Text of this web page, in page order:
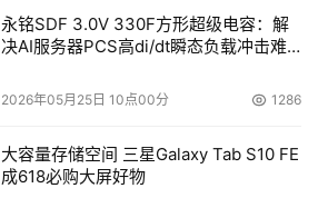
永铭SDF 3.0V 330F方形超级电容：解
决AI服务器PCS高di/dt瞬态负载冲击难
2026年05月25日 10点00分 1286
大容量存储空间 三星Galaxy Tab S10 FE
成618必购大屏好物